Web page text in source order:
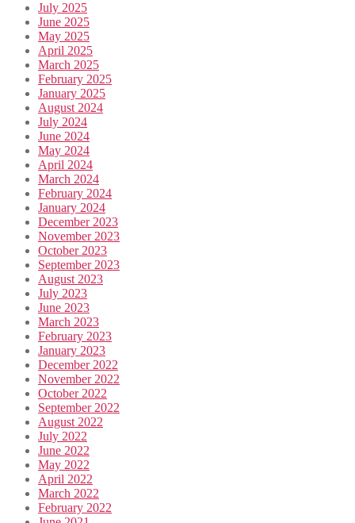
July 2025
June 2025
May 2025
April 2025
March 2025
February 2025
January 2025
August 2024
July 2024
June 2024
May 2024
April 2024
March 2024
February 2024
January 2024
December 2023
November 2023
October 2023
September 2023
August 2023
July 2023
June 2023
March 2023
February 2023
January 2023
December 2022
November 2022
October 2022
September 2022
August 2022
July 2022
June 2022
May 2022
April 2022
March 2022
February 2022